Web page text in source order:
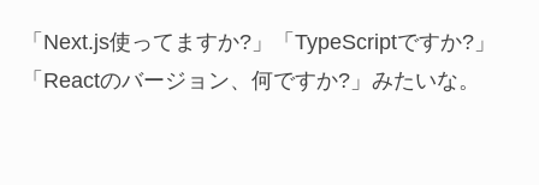
「Next.js使ってますか?」「TypeScriptですか?」
「Reactのバージョン、何ですか?」みたいな。